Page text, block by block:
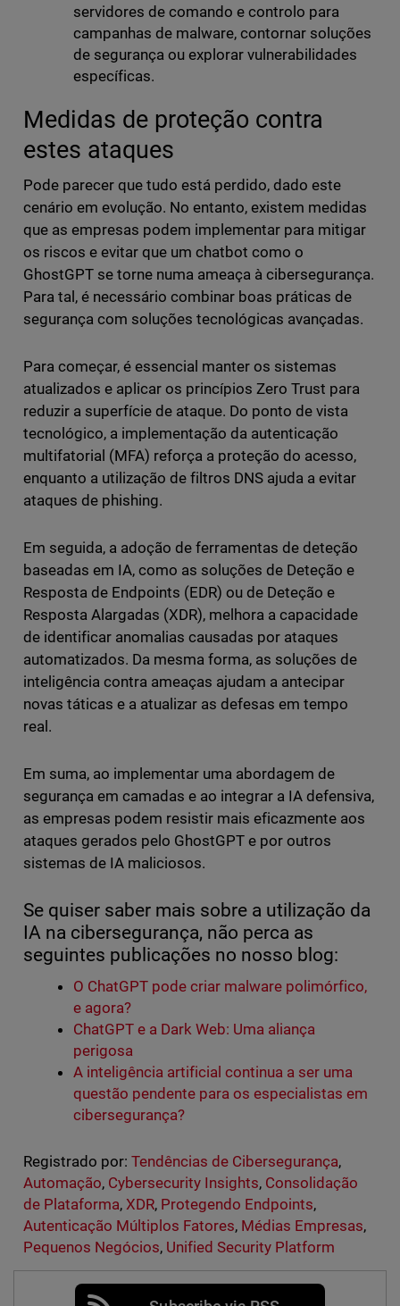
servidores de comando e controlo para
campanhas de malware, contornar soluções
de segurança ou explorar vulnerabilidades
específicas.
Medidas de proteção contra
estes ataques
Pode parecer que tudo está perdido, dado este
cenário em evolução. No entanto, existem medidas
que as empresas podem implementar para mitigar
os riscos e evitar que um chatbot como o
GhostGPT se torne numa ameaça à cibersegurança.
Para tal, é necessário combinar boas práticas de
segurança com soluções tecnológicas avançadas.
Para começar, é essencial manter os sistemas
atualizados e aplicar os princípios Zero Trust para
reduzir a superfície de ataque. Do ponto de vista
tecnológico, a implementação da autenticação
multifatorial (MFA) reforça a proteção do acesso,
enquanto a utilização de filtros DNS ajuda a evitar
ataques de phishing.
Em seguida, a adoção de ferramentas de deteção
baseadas em IA, como as soluções de Deteção e
Resposta de Endpoints (EDR) ou de Deteção e
Resposta Alargadas (XDR), melhora a capacidade
de identificar anomalias causadas por ataques
automatizados. Da mesma forma, as soluções de
inteligência contra ameaças ajudam a antecipar
novas táticas e a atualizar as defesas em tempo
real.
Em suma, ao implementar uma abordagem de
segurança em camadas e ao integrar a IA defensiva,
as empresas podem resistir mais eficazmente aos
ataques gerados pelo GhostGPT e por outros
sistemas de IA maliciosos.
Se quiser saber mais sobre a utilização da
IA na cibersegurança, não perca as
seguintes publicações no nosso blog:
O ChatGPT pode criar malware polimórfico,
e agora?
ChatGPT e a Dark Web: Uma aliança
perigosa
A inteligência artificial continua a ser uma
questão pendente para os especialistas em
cibersegurança?
Registrado por: Tendências de Cibersegurança,
Automação, Cybersecurity Insights, Consolidação
de Plataforma, XDR, Protegendo Endpoints,
Autenticação Múltiplos Fatores, Médias Empresas,
Pequenos Negócios, Unified Security Platform